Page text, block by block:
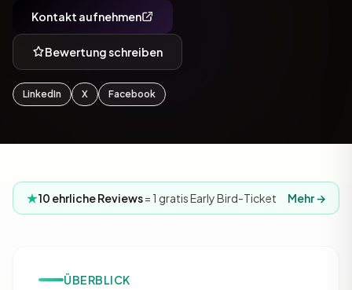
Kontakt aufnehmen
Bewertung schreiben
LinkedIn X Facebook
10 ehrliche Reviews= 1 gratis Early Bird-Ticket Mehr →
ÜBERBLICK